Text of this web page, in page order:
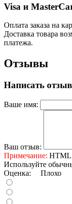
Visa и
Оплата заказа на
Доставка товара
платежа.
Отзывы
Написать отзыв
Ваше имя:
Ваш отзыв:
Примечание: HTML
Используйте
Оценка: Плохо